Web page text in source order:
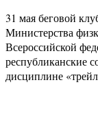
31 мая беговой
Министерства
Всероссийской
республиканские
дисциплине